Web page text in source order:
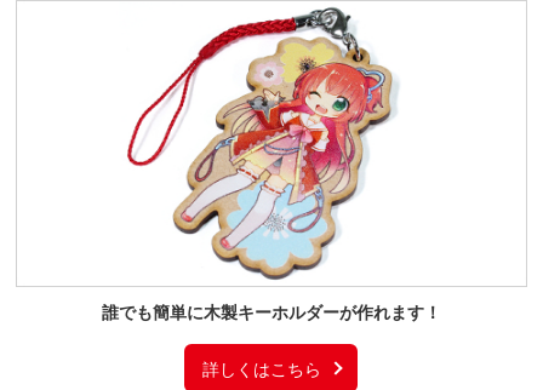
誰でも簡単に木製キーホルダーが作れます！
詳しくはこちら